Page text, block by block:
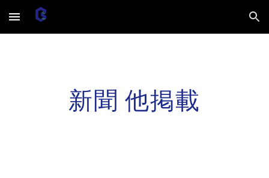
Skip to main content Skip to navigation
新聞 他掲載